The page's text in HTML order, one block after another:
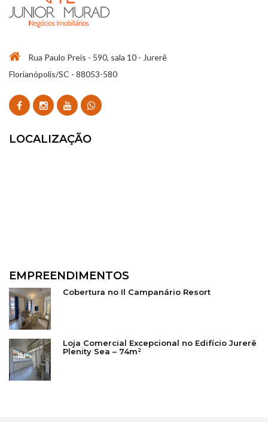
Rua Paulo Preis - 590, sala 10 - Jurerê
Florianópolis/SC - 88053-580
LOCALIZAÇÃO
EMPREENDIMENTOS
Cobertura no Il Campanário Resort
Loja Comercial Excepcional no Edifício Jurerê
Plenity Sea – 74m²